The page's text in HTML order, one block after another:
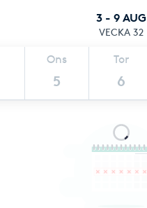
3 - 9 AUG
VECKA 32
Ons
5
Tor
6